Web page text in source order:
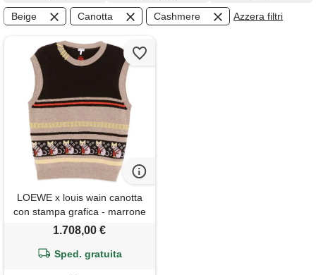
Beige Canotta Cashmere Azzera filtri
LOEWE x louis wain canotta
con stampa grafica - marrone
1.708,00 €
Sped. gratuita